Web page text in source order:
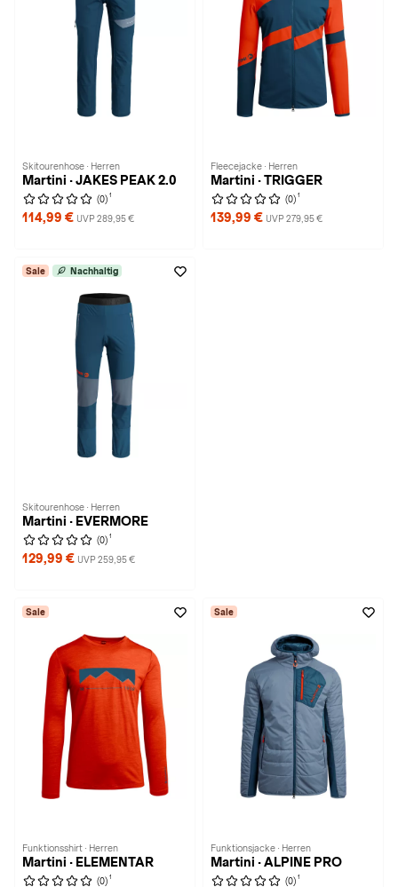
Skitourenhose · Herren
Martini · JAKES PEAK 2.0
(0) 1
114,99 € UVP 289,95 €
Fleecejacke · Herren
Martini · TRIGGER
(0) 1
139,99 € UVP 279,95 €
Sale Nachhaltig
Skitourenhose · Herren
Martini · EVERMORE
(0) 1
129,99 € UVP 259,95 €
Sale
Funktionsshirt · Herren
Martini · ELEMENTAR
(0) 1
Sale
Funktionsjacke · Herren
Martini · ALPINE PRO
(0) 1